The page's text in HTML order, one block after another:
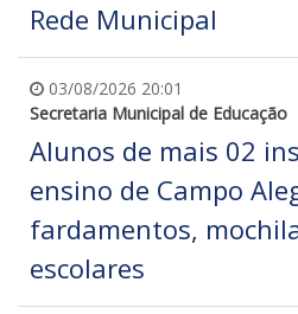
Rede Municipal
03/08/2026 20:01
Secretaria Municipal de Educação
Alunos de mais 02
ensino de Campo
fardamentos,
escolares